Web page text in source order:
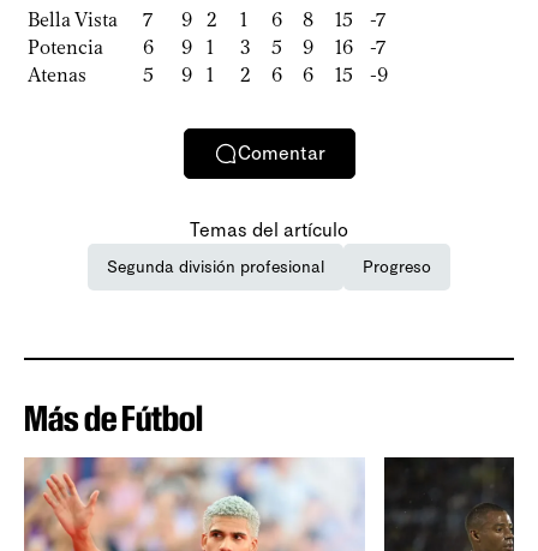
Bella Vista
7 9 2 1 6 8 15
-7
Potencia
6 9 1 3 5 9 16
-7
Atenas
5 9 1 2 6 6 15 -9
Comentar
Temas del artículo
Segunda división profesional Progreso
Más de Fútbol